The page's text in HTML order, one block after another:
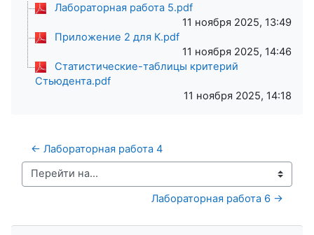
Лабораторная работа 5.pdf
11 ноября 2025, 13:49
Приложение 2 для К.pdf
11 ноября 2025, 14:46
Статистические-таблицы критерий
Стьюдента.pdf
11 ноября 2025, 14:18
← Лабораторная работа 4
Перейти на...
Лабораторная работа 6 →